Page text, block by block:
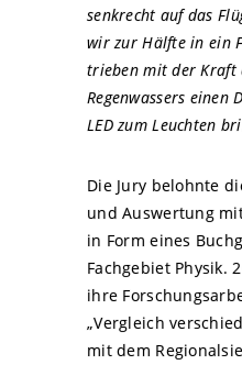
senkrecht auf das
wir zur Hälfte in ein
trieben mit der Kraft
Regenwassers einen
LED zum Leuchten
Die Jury belohnte
und Auswertung
in Form eines
Fachgebiet Physik.
ihre
„Vergleich
mit dem